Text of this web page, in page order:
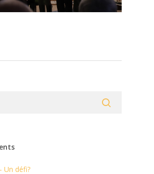
Un défi?